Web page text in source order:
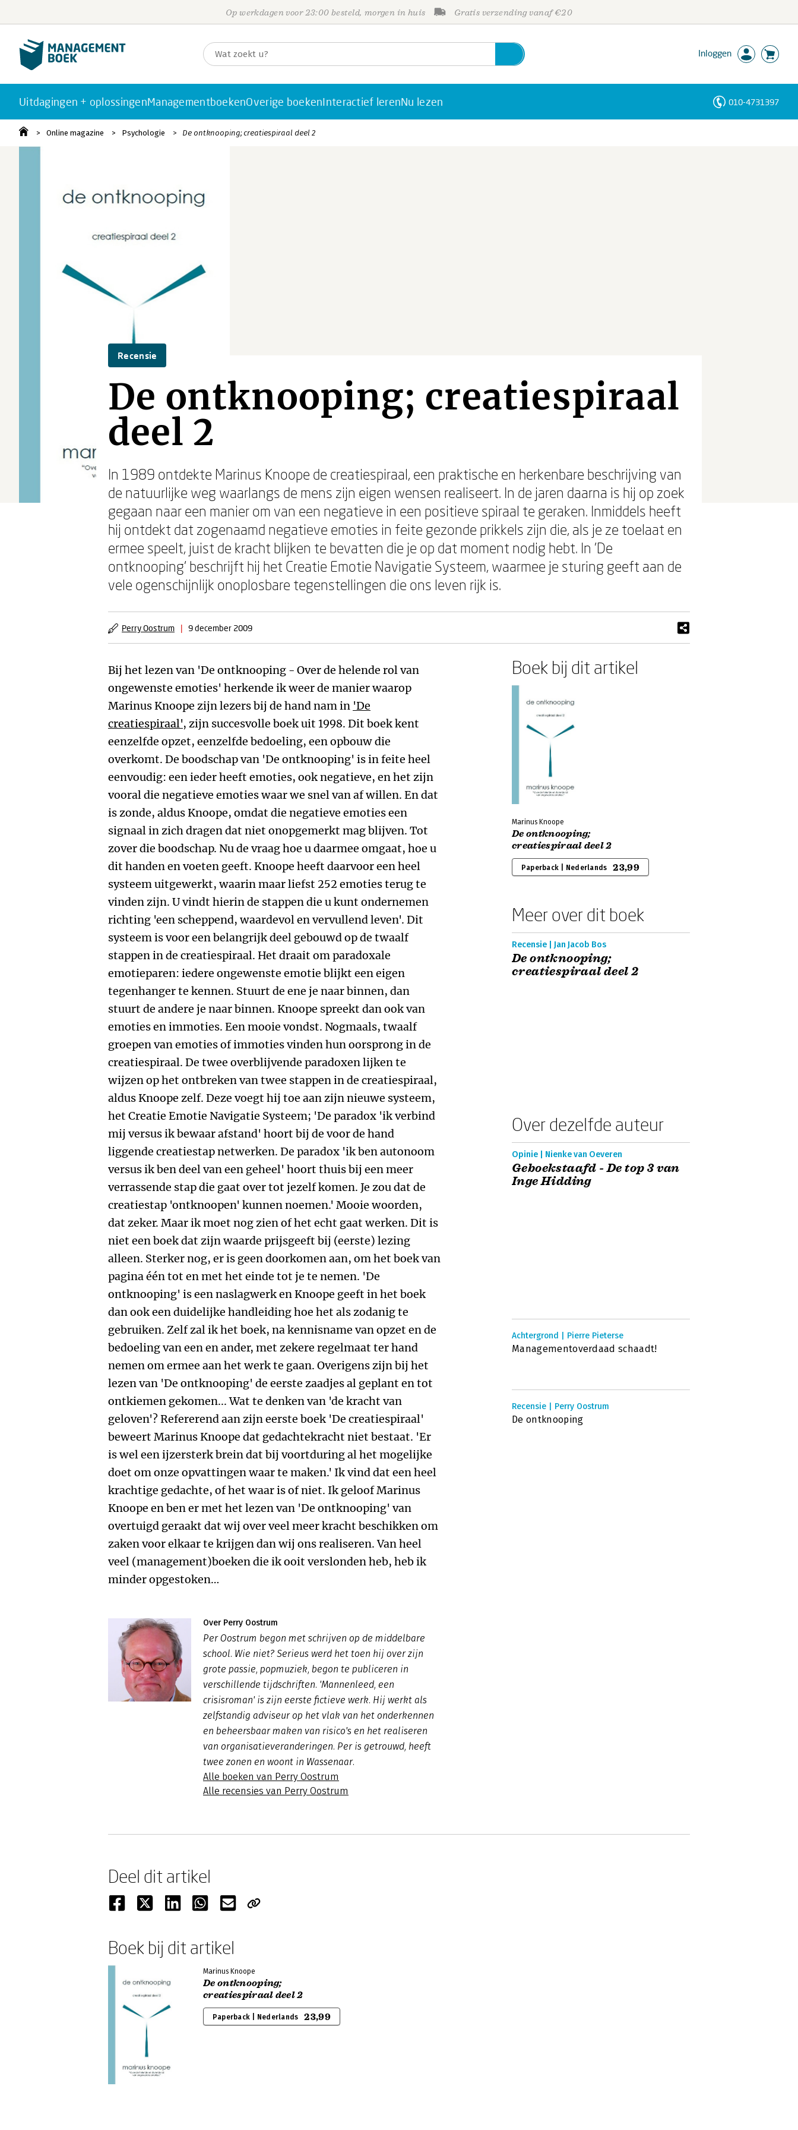
Op werkdagen voor 23:00 besteld, morgen in huis Gratis verzending vanaf €20
Inloggen
Uitdagingen + oplossingenManagementboekenOverige boekenInteractief lerenNu lezen 010-4731397
Online magazine Psychologie De ontknooping; creatiespiraal deel 2
Recensie
De ontknooping; creatiespiraal
deel 2
In 1989 ontdekte Marinus Knoope de creatiespiraal, een praktische en herkenbare beschrijving van
de natuurlijke weg waarlangs de mens zijn eigen wensen realiseert. In de jaren daarna is hij op zoek
gegaan naar een manier om van een negatieve in een positieve spiraal te geraken. Inmiddels heeft
hij ontdekt dat zogenaamd negatieve emoties in feite gezonde prikkels zijn die, als je ze toelaat en
ermee speelt, juist de kracht blijken te bevatten die je op dat moment nodig hebt. In 'De
ontknooping' beschrijft hij het Creatie Emotie Navigatie Systeem, waarmee je sturing geeft aan de
vele ogenschijnlijk onoplosbare tegenstellingen die ons leven rijk is.
Perry Oostrum | 9 december 2009
Bij het lezen van 'De ontknooping - Over de helende rol van
ongewenste emoties' herkende ik weer de manier waarop
Marinus Knoope zijn lezers bij de hand nam in 'De
creatiespiraal', zijn succesvolle boek uit 1998. Dit boek kent
eenzelfde opzet, eenzelfde bedoeling, een opbouw die
overkomt. De boodschap van 'De ontknooping' is in feite heel
eenvoudig: een ieder heeft emoties, ook negatieve, en het zijn
vooral die negatieve emoties waar we snel van af willen. En dat
is zonde, aldus Knoope, omdat die negatieve emoties een
signaal in zich dragen dat niet onopgemerkt mag blijven. Tot
zover die boodschap. Nu de vraag hoe u daarmee omgaat, hoe u
dit handen en voeten geeft. Knoope heeft daarvoor een heel
systeem uitgewerkt, waarin maar liefst 252 emoties terug te
vinden zijn. U vindt hierin de stappen die u kunt ondernemen
richting 'een scheppend, waardevol en vervullend leven'. Dit
systeem is voor een belangrijk deel gebouwd op de twaalf
stappen in de creatiespiraal. Het draait om paradoxale
emotieparen: iedere ongewenste emotie blijkt een eigen
tegenhanger te kennen. Stuurt de ene je naar binnen, dan
stuurt de andere je naar binnen. Knoope spreekt dan ook van
emoties en immoties. Een mooie vondst. Nogmaals, twaalf
groepen van emoties of immoties vinden hun oorsprong in de
creatiespiraal. De twee overblijvende paradoxen lijken te
wijzen op het ontbreken van twee stappen in de creatiespiraal,
aldus Knoope zelf. Deze voegt hij toe aan zijn nieuwe systeem,
het Creatie Emotie Navigatie Systeem; 'De paradox 'ik verbind
mij versus ik bewaar afstand' hoort bij de voor de hand
liggende creatiestap netwerken. De paradox 'ik ben autonoom
versus ik ben deel van een geheel' hoort thuis bij een meer
verrassende stap die gaat over tot jezelf komen. Je zou dat de
creatiestap 'ontknoopen' kunnen noemen.' Mooie woorden,
dat zeker. Maar ik moet nog zien of het echt gaat werken. Dit is
niet een boek dat zijn waarde prijsgeeft bij (eerste) lezing
alleen. Sterker nog, er is geen doorkomen aan, om het boek van
pagina één tot en met het einde tot je te nemen. 'De
ontknooping' is een naslagwerk en Knoope geeft in het boek
dan ook een duidelijke handleiding hoe het als zodanig te
gebruiken. Zelf zal ik het boek, na kennisname van opzet en de
bedoeling van een en ander, met zekere regelmaat ter hand
nemen om ermee aan het werk te gaan. Overigens zijn bij het
lezen van 'De ontknooping' de eerste zaadjes al geplant en tot
ontkiemen gekomen... Wat te denken van 'de kracht van
geloven'? Refererend aan zijn eerste boek 'De creatiespiraal'
beweert Marinus Knoope dat gedachtekracht niet bestaat. 'Er
is wel een ijzersterk brein dat bij voortduring al het mogelijke
doet om onze opvattingen waar te maken.' Ik vind dat een heel
krachtige gedachte, of het waar is of niet. Ik geloof Marinus
Knoope en ben er met het lezen van 'De ontknooping' van
overtuigd geraakt dat wij over veel meer kracht beschikken om
zaken voor elkaar te krijgen dan wij ons realiseren. Van heel
veel (management)boeken die ik ooit verslonden heb, heb ik
minder opgestoken…
Over Perry Oostrum
Per Oostrum begon met schrijven op de middelbare
school. Wie niet? Serieus werd het toen hij over zijn
grote passie, popmuziek, begon te publiceren in
verschillende tijdschriften. 'Mannenleed, een
crisisroman' is zijn eerste fictieve werk. Hij werkt als
zelfstandig adviseur op het vlak van het onderkennen
en beheersbaar maken van risico's en het realiseren
van organisatieveranderingen. Per is getrouwd, heeft
twee zonen en woont in Wassenaar.
Alle boeken van Perry Oostrum
Alle recensies van Perry Oostrum
Boek bij dit artikel
Marinus Knoope
De ontknooping;
creatiespiraal deel 2
Paperback | Nederlands 23,99
Meer over dit boek
Recensie | Jan Jacob Bos
De ontknooping;
creatiespiraal deel 2
Over dezelfde auteur
Opinie | Nienke van Oeveren
Geboekstaafd - De top 3 van
Inge Hidding
Achtergrond | Pierre Pieterse
Managementoverdaad schaadt!
Recensie | Perry Oostrum
De ontknooping
Deel dit artikel
Boek bij dit artikel
Marinus Knoope
De ontknooping;
creatiespiraal deel 2
Paperback | Nederlands 23,99
Personen